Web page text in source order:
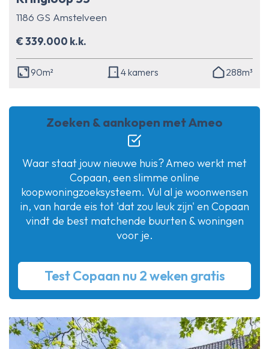
1186 GS Amstelveen
€ 339.000 k.k.
90m² 4 kamers 288m³
Zoeken & aankopen met Ameo
Waar staat jouw nieuwe huis? Ameo werkt met
Copaan, een slimme online
koopwoningzoeksysteem. Vul al je woonwensen
in, van harde eis tot 'dat zou leuk zijn' en Copaan
vindt de best matchende buurten & woningen
voor je.
Test Copaan nu 2 weken gratis